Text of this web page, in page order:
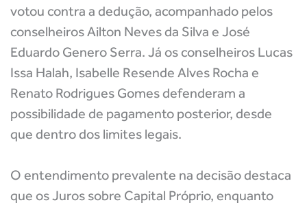
votou contra a dedução, acompanhado pelos
conselheiros Ailton Neves da Silva e José
Eduardo Genero Serra. Já os conselheiros Lucas
Issa Halah, Isabelle Resende Alves Rocha e
Renato Rodrigues Gomes defenderam a
possibilidade de pagamento posterior, desde
que dentro dos limites legais.
O entendimento prevalente na decisão destaca
que os Juros sobre Capital Próprio, enquanto